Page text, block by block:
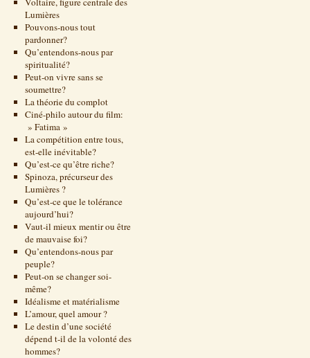
Lumières
Pouvons-nous tout
pardonner?
Qu’entendons-nous par
spiritualité?
Peut-on vivre sans se
soumettre?
La théorie du complot
Ciné-philo autour du film:
» Fatima »
La compétition entre tous,
est-elle inévitable?
Qu’est-ce qu’être riche?
Spinoza, précurseur des
Lumières ?
Qu’est-ce que le tolérance
aujourd’hui?
Vaut-il mieux mentir ou être
de mauvaise foi?
Qu’entendons-nous par
peuple?
Peut-on se changer soi-
même?
Idéalisme et matérialisme
L’amour, quel amour ?
Le destin d’une société
dépend t-il de la volonté des
hommes?